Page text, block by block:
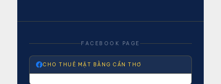
FACEBOOK PAGE
CHO THUÊ MẶT BẰNG CẦN THƠ